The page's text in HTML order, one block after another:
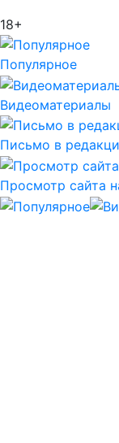
18+
Популярное
Видеоматериалы
Письмо в
Просмотр сайта